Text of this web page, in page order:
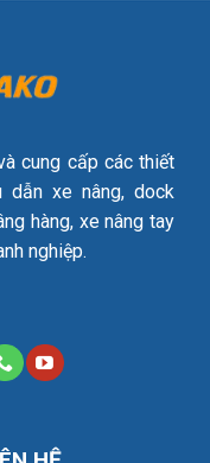
cung cấp các thiết
dẫn xe nâng, dock
hàng, xe nâng tay
nghiệp.